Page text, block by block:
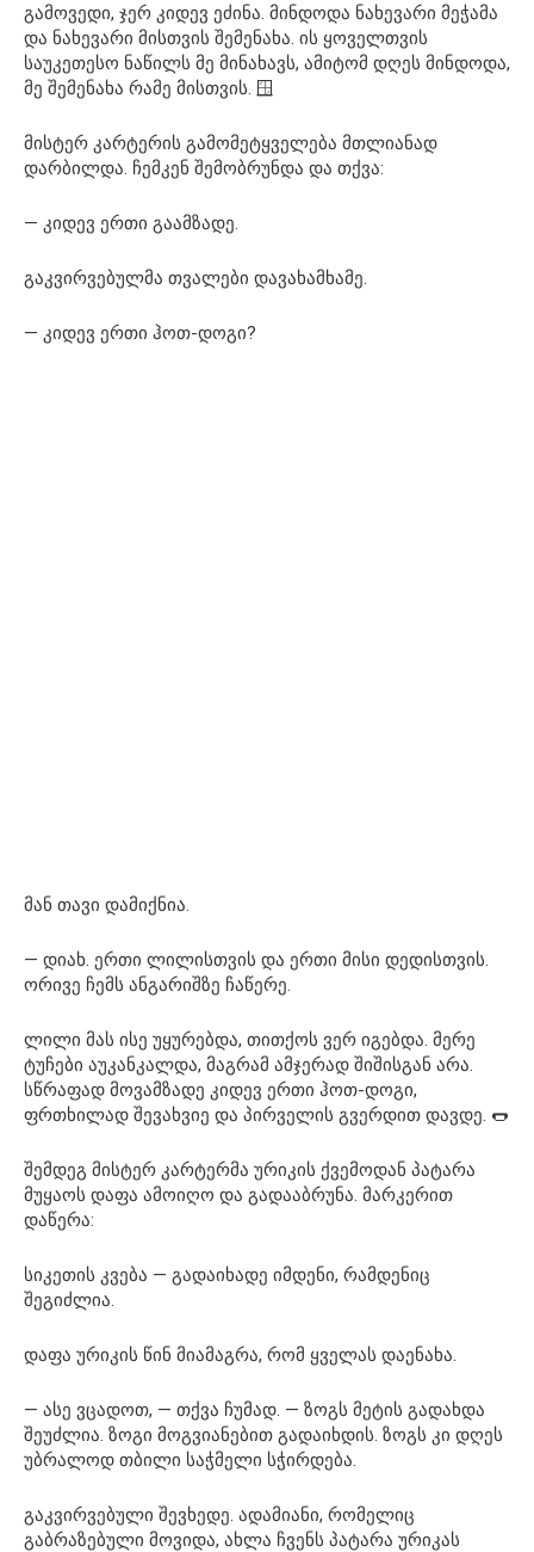
გამოვედი, ჯერ კიდევ ეძინა. მინდოდა ნახევარი მეჭამა
და ნახევარი მისთვის შემენახა. ის ყოველთვის
საუკეთესო ნაწილს მე მინახავს, ამიტომ დღეს მინდოდა,
მე შემენახა რამე მისთვის. 🪟
მისტერ კარტერის გამომეტყველება მთლიანად
დარბილდა. ჩემკენ შემობრუნდა და თქვა:
— კიდევ ერთი გაამზადე.
გაკვირვებულმა თვალები დავახამხამე.
— კიდევ ერთი ჰოთ-დოგი?
მან თავი დამიქნია.
— დიახ. ერთი ლილისთვის და ერთი მისი დედისთვის.
ორივე ჩემს ანგარიშზე ჩაწერე.
ლილი მას ისე უყურებდა, თითქოს ვერ იგებდა. მერე
ტუჩები აუკანკალდა, მაგრამ ამჯერად შიშისგან არა.
სწრაფად მოვამზადე კიდევ ერთი ჰოთ-დოგი,
ფრთხილად შევახვიე და პირველის გვერდით დავდე. 🌭
შემდეგ მისტერ კარტერმა ურიკის ქვემოდან პატარა
მუყაოს დაფა ამოიღო და გადააბრუნა. მარკერით
დაწერა:
სიკეთის კვება — გადაიხადე იმდენი, რამდენიც
შეგიძლია.
დაფა ურიკის წინ მიამაგრა, რომ ყველას დაენახა.
— ასე ვცადოთ, — თქვა ჩუმად. — ზოგს მეტის გადახდა
შეუძლია. ზოგი მოგვიანებით გადაიხდის. ზოგს კი დღეს
უბრალოდ თბილი საჭმელი სჭირდება.
გაკვირვებული შევხედე. ადამიანი, რომელიც
გაბრაზებული მოვიდა, ახლა ჩვენს პატარა ურიკას